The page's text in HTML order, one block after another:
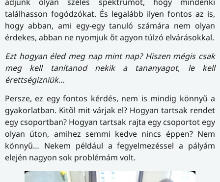
találhasson fogódzókat. És legalább ilyen fontos az is,
hogy abban, ami egy-egy tanuló számára nem olyan
érdekes, abban ne nyomjuk őt agyon túlzó elvárásokkal.
Ezt hogyan éled meg nap mint nap? Hiszen mégis csak
meg kell tanítanod nekik a tananyagot, le kell
érettségizniük…
Persze, ez egy fontos kérdés, nem is mindig könnyű a
gyakorlatban. Kitől mit várjak el? Hogyan tartsak rendet
egy csoportban? Hogyan tartsak rajta egy csoportot egy
olyan úton, amihez semmi kedve nincs éppen? Nem
könnyű… Nekem például a fegyelmezéssel a pályám
elején nagyon sok problémám volt.